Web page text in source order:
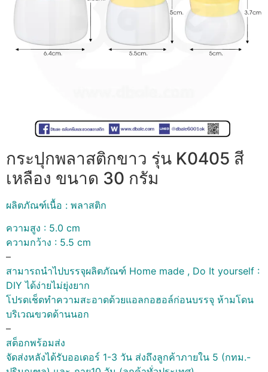
กระปุกพลาสติกขาว รุ่น K0405 สี
เหลือง ขนาด 30 กรัม
ผลิตภัณฑ์เนื้อ : พลาสติก
ความสูง : 5.0 cm
ความกว้าง : 5.5 cm
–
สามารถนำไปบรรจุผลิตภัณฑ์ Home made , Do It yourself :
DIY ได้ง่ายไม่ยุ่งยาก
โปรดเช็ดทำความสะอาดด้วยแอลกอฮอล์ก่อนบรรจุ ห้ามโดน
บริเวณขวดด้านนอก
–
สต็อกพร้อมส่ง
จัดส่งหลังได้รับออเดอร์ 1-3 วัน ส่งถึงลูกค้าภายใน 5 (กทม.-